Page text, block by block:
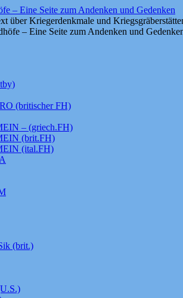
– Eine Seite zum Andenken und Gedenken
über Kriegerdenkmale und
(britischer FH)
– (griech.FH)
(brit.FH)
(ital.FH)
(brit.)